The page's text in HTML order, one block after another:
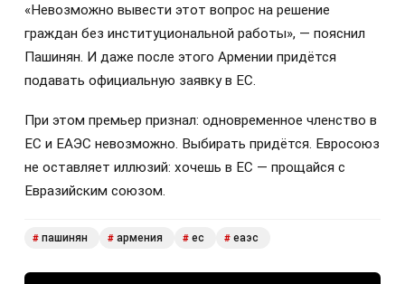
«Невозможно вывести этот вопрос на решение
граждан без институциональной работы», — пояснил
Пашинян. И даже после этого Армении придётся
подавать официальную заявку в ЕС.
При этом премьер признал: одновременное членство в
ЕС и ЕАЭС невозможно. Выбирать придётся. Евросоюз
не оставляет иллюзий: хочешь в ЕС — прощайся с
Евразийским союзом.
# пашинян # армения # ес # еаэс